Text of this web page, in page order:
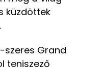
küzdöttek
szeres Grand
teniszező